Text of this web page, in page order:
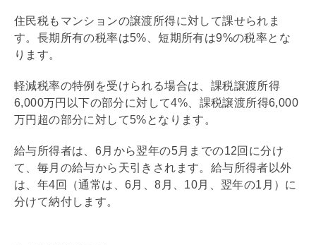
住民税もマンションの譲渡所得に対して課せられま
す。長期所有の税率は5%、短期所有は9%の税率とな
ります。
軽減税率の特例を受けられる場合は、課税譲渡所得
6,000万円以下の部分に対して4%、課税譲渡所得6,000
万円超の部分に対して5%となります。
給与所得者は、6月から翌年の5月までの12回に分け
て、毎月の給与から天引きされます。給与所得者以外
は、年4回（通常は、6月、8月、10月、翌年の1月）に
分けて納付します。